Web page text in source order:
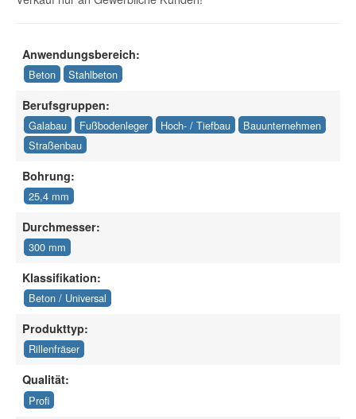
Anwendungsbereich:
Beton Stahlbeton
Berufsgruppen:
Galabau Fußbodenleger Hoch- / Tiefbau
Bauunternehmen
Straßenbau
Bohrung:
25,4 mm
Durchmesser:
300 mm
Klassifikation:
Beton / Universal
Produkttyp:
Rillenfräser
Qualität:
Profi